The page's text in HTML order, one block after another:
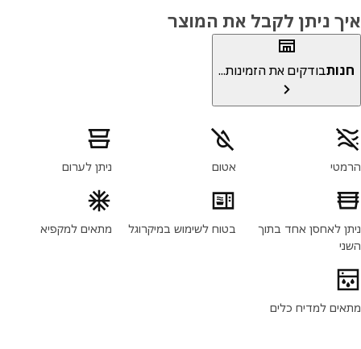
ניתן לקבל את המוצר
בודקים את הזמינות...
המוצר
אטום ניתן לערום
לאחסן אחד בתוך
בטוח לשימוש במיקרוגל מתאים למקפיא
למדיח כלים